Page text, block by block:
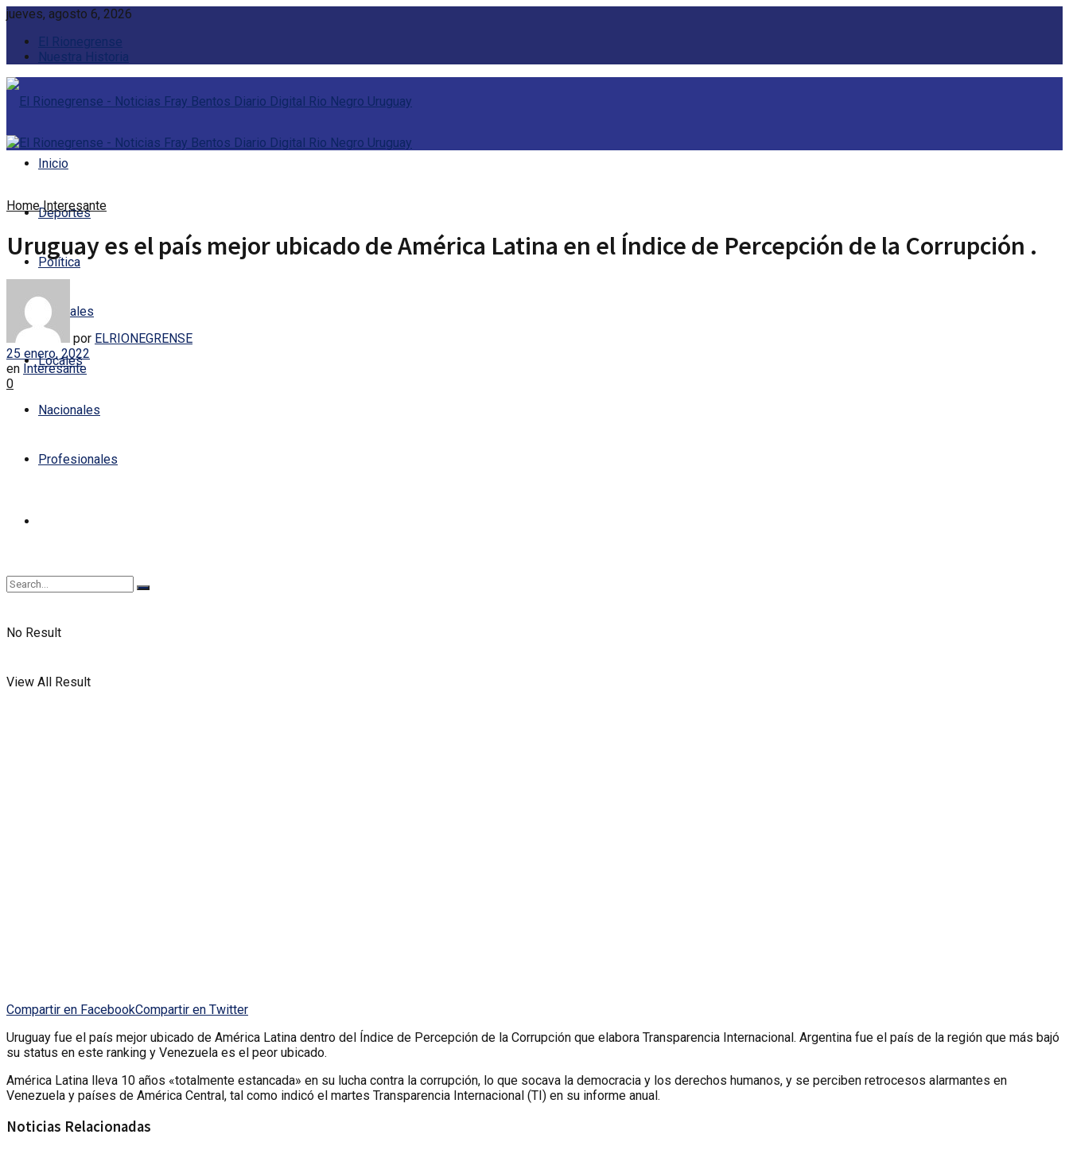
jueves, agosto 6, 2026
El Rionegrense
Nuestra Historia
Inicio
Deportes
Política
Policiales
Locales
Nacionales
Profesionales
No Result
View All Result
Home Interesante
Uruguay es el país mejor ubicado de América Latina en el Índice de Percepción de la Corrupción .
por ELRIONEGRENSE
25 enero, 2022
en Interesante
0
Compartir en FacebookCompartir en Twitter
Uruguay fue el país mejor ubicado de América Latina dentro del Índice de Percepción de la Corrupción que elabora Transparencia Internacional. Argentina fue el país de la región que más bajó
su status en este ranking y Venezuela es el peor ubicado.
América Latina lleva 10 años «totalmente estancada» en su lucha contra la corrupción, lo que socava la democracia y los derechos humanos, y se perciben retrocesos alarmantes en
Venezuela y países de América Central, tal como indicó el martes Transparencia Internacional (TI) en su informe anual.
Noticias Relacionadas